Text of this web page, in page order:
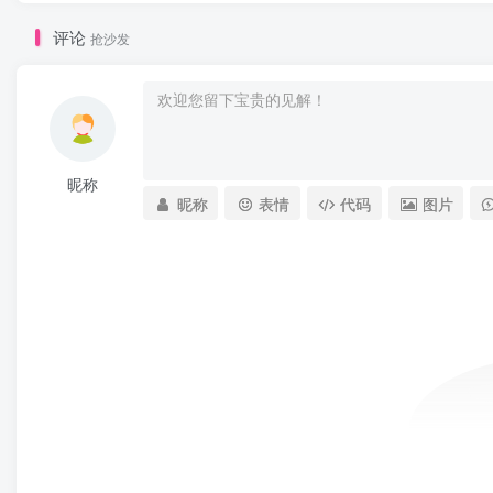
评论 抢沙发
昵称
昵称
表情 代码 图片